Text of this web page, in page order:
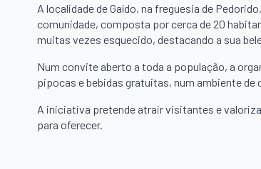
A localidade de Gaído, na freguesia de
comunidade, composta por cerca de 20
muitas vezes esquecido, destacando a sua
Num convite aberto a toda a população, a
pipocas e bebidas gratuitas, num ambiente de
A iniciativa pretende atrair visitantes e
para oferecer.